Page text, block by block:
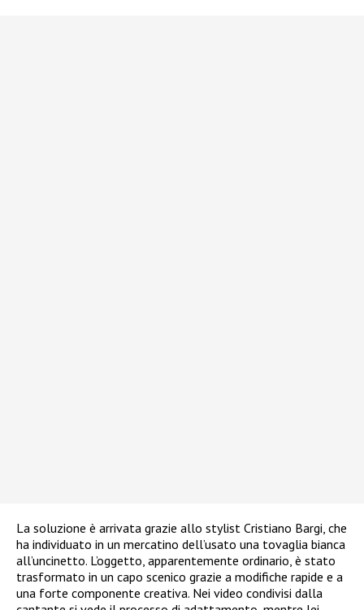
La soluzione è arrivata grazie allo stylist Cristiano Bargi, che
ha individuato in un mercatino dell’usato una tovaglia bianca
all’uncinetto. L’oggetto, apparentemente ordinario, è stato
trasformato in un capo scenico grazie a modifiche rapide e a
una forte componente creativa. Nei video condivisi dalla